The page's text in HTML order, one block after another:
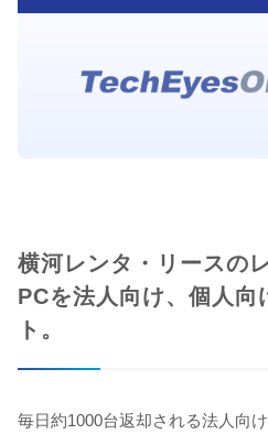
横河レンタ・リースの
PCを法人向け、個人向
ト。
毎日約1000台返却される法人向